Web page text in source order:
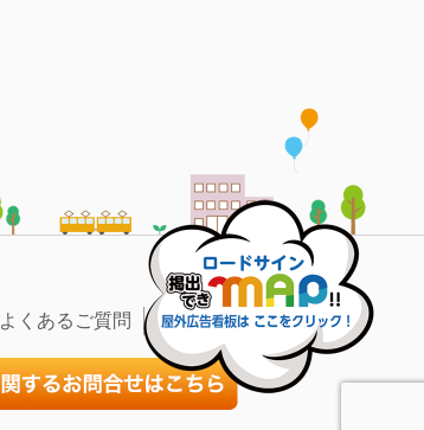
よくあるご質問